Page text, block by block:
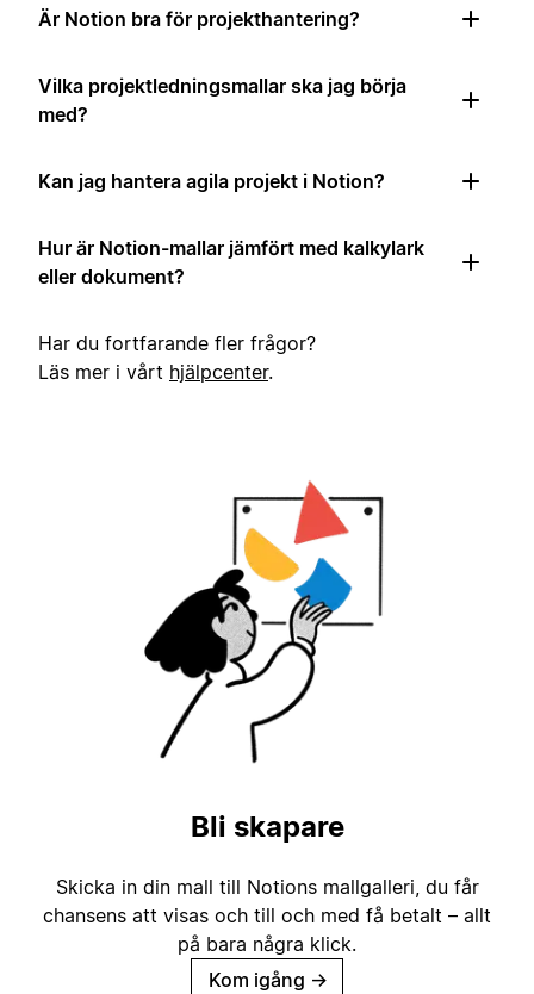
Är Notion bra för projekthantering?
Vilka projektledningsmallar ska jag börja
med?
Kan jag hantera agila projekt i Notion?
Hur är Notion-mallar jämfört med kalkylark
eller dokument?
Har du fortfarande fler frågor?
Läs mer i vårt hjälpcenter.
Bli skapare
Skicka in din mall till Notions mallgalleri, du får
chansens att visas och till och med få betalt – allt
på bara några klick.
Kom igång →